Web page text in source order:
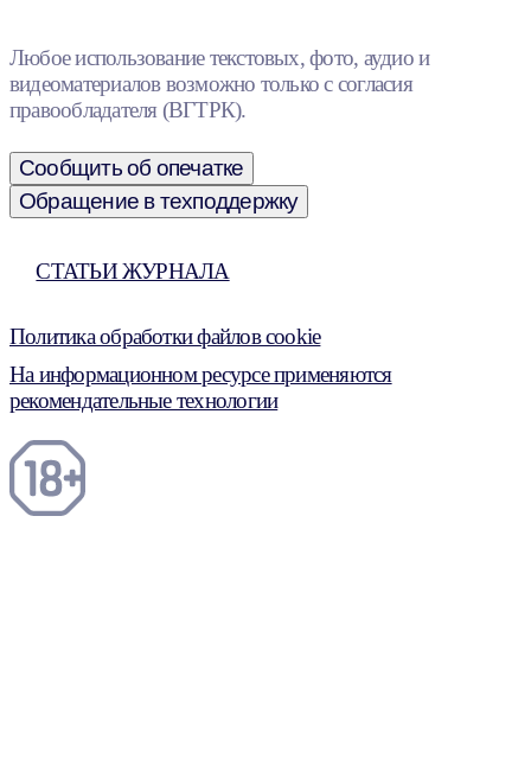
Любое использование текстовых, фото, аудио и
видеоматериалов возможно только с согласия
правообладателя (ВГТРК).
Сообщить об опечатке
Обращение в техподдержку
СТАТЬИ ЖУРНАЛА
Политика обработки файлов cookie
На информационном ресурсе применяются
рекомендательные технологии